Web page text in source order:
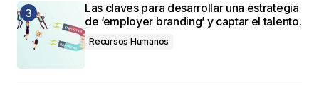
Las claves para desarrollar una estrategia
de ‘employer branding’ y captar el talento.
Recursos Humanos